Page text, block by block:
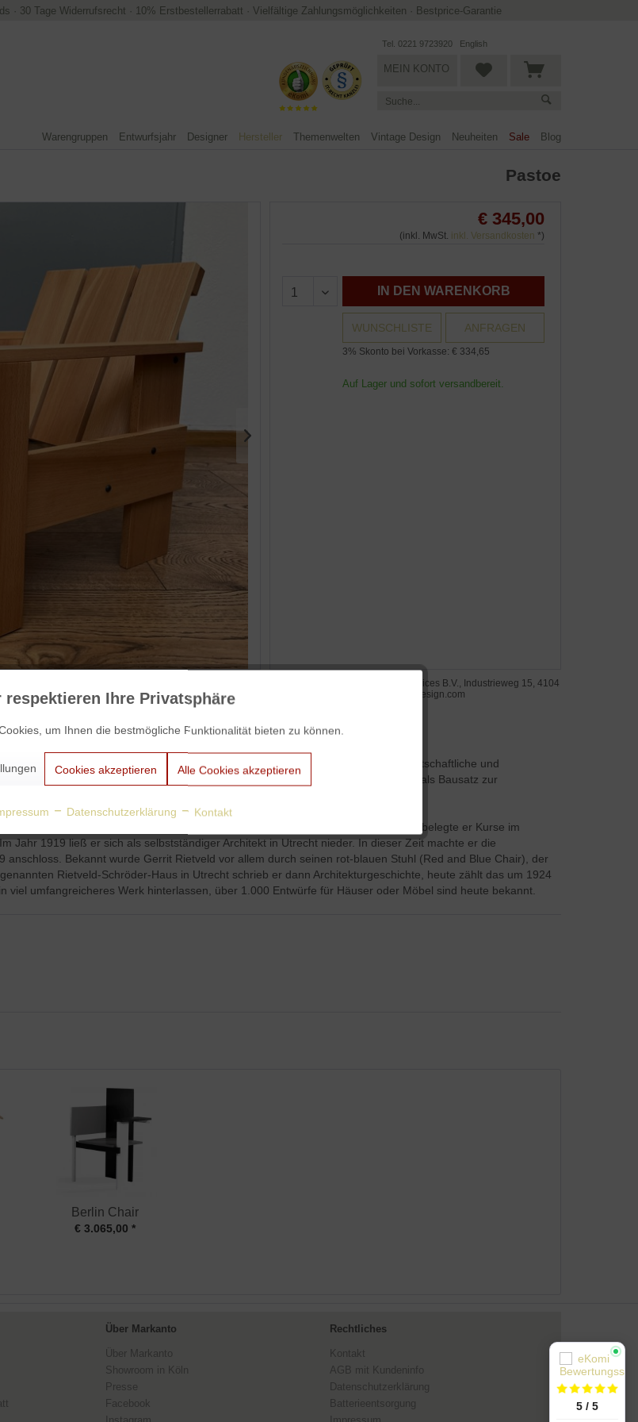
· 30 Tage Widerrufsrecht · 10% Erstbestellerrabatt · Vielfältige Zahlungsmöglichkeiten · Bestprice-Garantie
Tel. 0221 9723920 English
MEIN KONTO
Warengruppen Entwurfsjahr Designer Hersteller Themenwelten Vintage Design Neuheiten Sale Blog
Pastoe
€ 345,00
(inkl. MwSt. inkl. Versandkosten *)
IN DEN WARENKORB
WUNSCHLISTE ANFRAGEN
3% Skonto bei Vorkasse: € 334,65
Auf Lager und sofort versandbereit.
Hersteller: RSGA Production & Services B.V., Industrieweg 15, 4104
AP Culemborg, Niederlande, rsgadesign.com
von Gerrit Rietveld
von Gerrit Rietveld aufgelegt. DenCrate Chair
selbst entwarf Rietveld 1934 als wirtschaftliche und
der Sessel ursprünglich aus Holzresten und Verpackungsmaterial produziert und als Bausatz zur
er den Beruf des Möbeltischlers in der Werkstatt seines Vaters, anschließend belegte er Kurse im
Jahr 1919 ließ er sich als selbstständiger Architekt in Utrecht nieder. In dieser Zeit machte er die
Bekannt wurde Gerrit Rietveld vor allem durch seinen rot-blauen Stuhl (Red and Blue Chair), der
Rietveld-Schröder-Haus in Utrecht schrieb er dann Architekturgeschichte, heute zählt das um 1924
viel umfangreicheres Werk hinterlassen, über 1.000 Entwürfe für Häuser oder Möbel sind heute bekannt.
Berlin Chair
€ 3.065,00 *
Über Markanto
Über Markanto
Showroom in Köln
Presse
Facebook
Rechtliches
Kontakt
AGB mit Kundeninfo
Datenschutzerklärung
Batterieentsorgung
5 / 5
Aktiv
Aktiv
respektieren Ihre Privatsphäre
um Ihnen die bestmögliche Funktionalität bieten zu können.
Cookies akzeptieren Alle Cookies akzeptieren
Datenschutzerklärung Kontakt